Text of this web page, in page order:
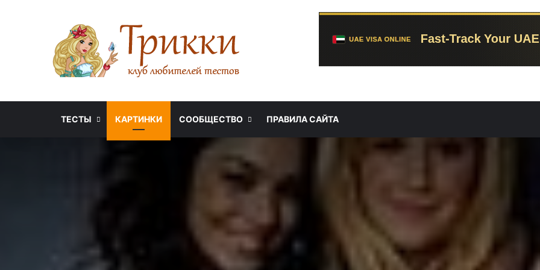
ТЕСТЫ КАРТИНКИ СООБЩЕСТВО ПРАВИЛА САЙТА